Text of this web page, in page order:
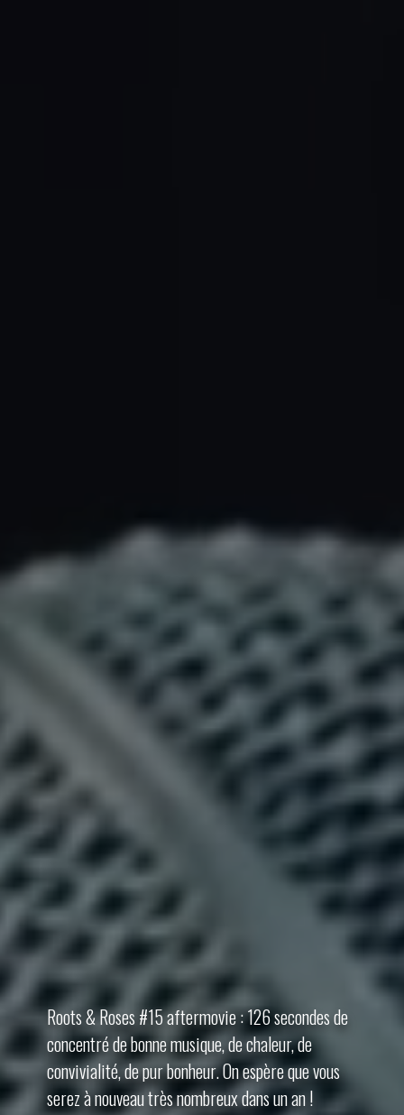
Roots & Roses #15 aftermovie : 126 secondes de
concentré de bonne musique, de chaleur, de
convivialité, de pur bonheur. On espère que vous
serez à nouveau très nombreux dans un an !